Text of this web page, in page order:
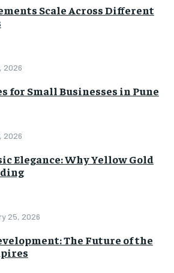
Scale Across Different
2026
for Small Businesses in Pune
2026
Elegance: Why Yellow Gold
25, 2026
The Future of the